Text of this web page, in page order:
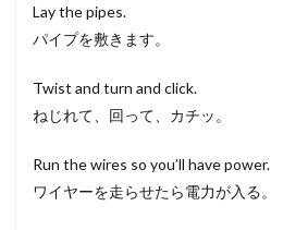
Lay the pipes.
パイプを敷きます。
Twist and turn and click.
ねじれて、回って、カチッ。
Run the wires so you’ll have power.
ワイヤーを走らせたら電力が入る。